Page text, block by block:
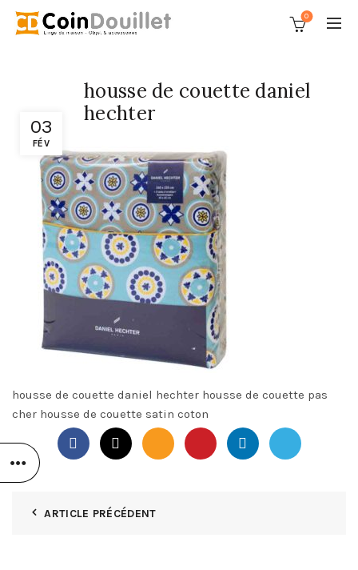
0
03
FÉV
housse de couette daniel
hechter
housse de couette daniel hechter housse de couette pas
cher housse de couette satin coton
ARTICLE PRÉCÉDENT